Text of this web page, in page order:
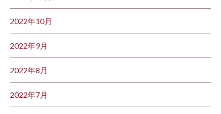
2022年10月
2022年9月
2022年8月
2022年7月